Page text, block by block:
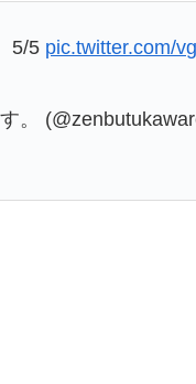
5/5 pic.twitter.com/
。